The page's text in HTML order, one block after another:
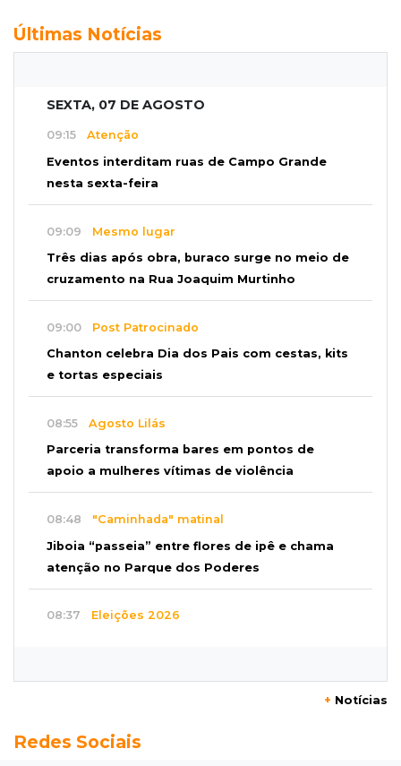
Últimas Notícias
SEXTA, 07 DE AGOSTO
09:15 Atenção
Eventos interditam ruas de Campo Grande
nesta sexta-feira
09:09 Mesmo lugar
Três dias após obra, buraco surge no meio de
cruzamento na Rua Joaquim Murtinho
09:00 Post Patrocinado
Chanton celebra Dia dos Pais com cestas, kits
e tortas especiais
08:55 Agosto Lilás
Parceria transforma bares em pontos de
apoio a mulheres vítimas de violência
08:48 "Caminhada" matinal
Jiboia “passeia” entre flores de ipê e chama
atenção no Parque dos Poderes
08:37 Eleições 2026
Botafogo x Fluminense abre 15ª rodada do
+ Notícias
Redes Sociais